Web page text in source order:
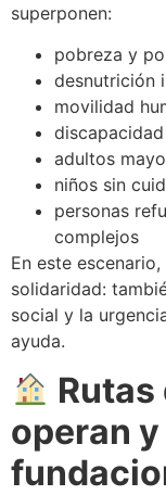
superponen:
pobreza y
desnutrición
movilidad
discapacidad
adultos
niños sin
personas
complejos
En este
solidaridad:
social y la
ayuda.
operan